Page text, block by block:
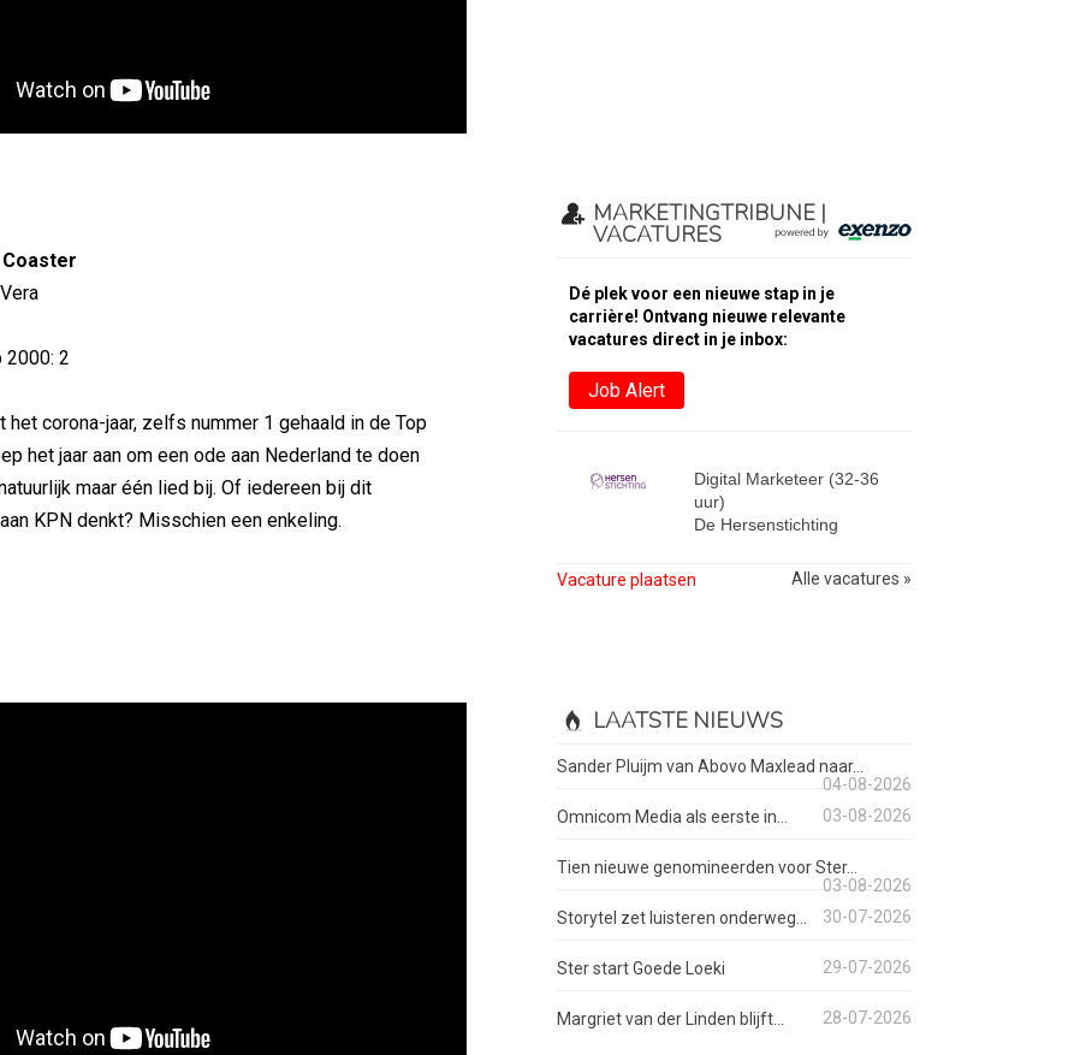
2000: 2
het corona-jaar, zelfs nummer 1 gehaald in de Top
het jaar aan om een ode aan Nederland te doen
maar één lied bij. Of iedereen bij dit
KPN denkt? Misschien een enkeling.
MARKETINGTRIBUNE |
VACATURES
Dé plek voor een nieuwe stap in je
carrière! Ontvang nieuwe relevante
vacatures direct in je inbox:
Job Alert
Digital Marketeer (32-36
uur)
De Hersenstichting
Vacature plaatsen Alle vacatures »
LAATSTE NIEUWS
Sander Pluijm van Abovo Maxlead naar...
04-08-2026
Omnicom Media als eerste in...
03-08-2026
Tien nieuwe genomineerden voor Ster...
03-08-2026
Storytel zet luisteren onderweg...
30-07-2026
Ster start Goede Loeki 29-07-2026
Margriet van der Linden blijft... 28-07-2026